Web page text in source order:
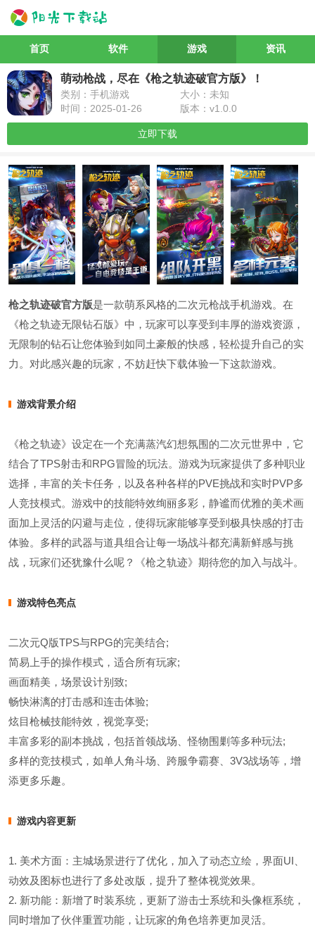
首页 软件 游戏 资讯
萌动枪战，尽在《枪之轨迹破官方版》！
类别：手机游戏
大小：未知
时间：2025-01-26
版本：v1.0.0
立即下载
枪之轨迹破官方版是一款萌系风格的二次元枪战手机游戏。在
《枪之轨迹无限钻石版》中，玩家可以享受到丰厚的游戏资源，
无限制的钻石让您体验到如同土豪般的快感，轻松提升自己的实
力。对此感兴趣的玩家，不妨赶快下载体验一下这款游戏。
游戏背景介绍
《枪之轨迹》设定在一个充满蒸汽幻想氛围的二次元世界中，它
结合了TPS射击和RPG冒险的玩法。游戏为玩家提供了多种职业
选择，丰富的关卡任务，以及各种各样的PVE挑战和实时PVP多
人竞技模式。游戏中的技能特效绚丽多彩，静谧而优雅的美术画
面加上灵活的闪避与走位，使得玩家能够享受到极具快感的打击
体验。多样的武器与道具组合让每一场战斗都充满新鲜感与挑
战，玩家们还犹豫什么呢？《枪之轨迹》期待您的加入与战斗。
游戏特色亮点
二次元Q版TPS与RPG的完美结合;
简易上手的操作模式，适合所有玩家;
画面精美，场景设计别致;
畅快淋漓的打击感和连击体验;
炫目枪械技能特效，视觉享受;
丰富多彩的副本挑战，包括首领战场、怪物围剿等多种玩法;
多样的竞技模式，如单人角斗场、跨服争霸赛、3V3战场等，增
添更多乐趣。
游戏内容更新
1. 美术方面：主城场景进行了优化，加入了动态立绘，界面UI、
动效及图标也进行了多处改版，提升了整体视觉效果。
2. 新功能：新增了时装系统，更新了游击士系统和头像框系统，
同时增加了伙伴重置功能，让玩家的角色培养更加灵活。